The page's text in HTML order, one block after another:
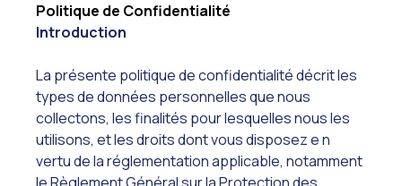
Politique de Confidentialité
Introduction
La présente politique de confidentialité décrit les
types de données personnelles que nous
collectons, les finalités pour lesquelles nous les
utilisons, et les droits dont vous disposez e n
vertu de la réglementation applicable, notamment